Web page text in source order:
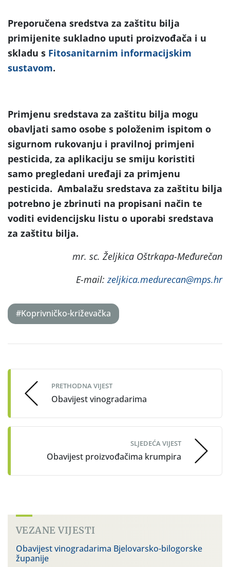
Preporučena sredstva za zaštitu bilja
primijenite sukladno uputi proizvođača i u
skladu s Fitosanitarnim informacijskim
sustavom.
Primjenu sredstava za zaštitu bilja mogu
obavljati samo osobe s položenim ispitom o
sigurnom rukovanju i pravilnoj primjeni
pesticida, za aplikaciju se smiju koristiti
samo pregledani uređaji za primjenu
pesticida. Ambalažu sredstava za zaštitu bilja
potrebno je zbrinuti na propisani način te
voditi evidencijsku listu o uporabi sredstava
za zaštitu bilja.
mr. sc. Željkica Oštrkapa-Međurečan
E-mail: zeljkica.medurecan@mps.hr
#Koprivničko-križevačka
navigation
PRETHODNA VIJEST
Obavijest vinogradarima
SLJEDEĆA VIJEST
Obavijest proizvođačima krumpira
VEZANE VIJESTI
Obavijest vinogradarima Bjelovarsko-bilogorske
županije